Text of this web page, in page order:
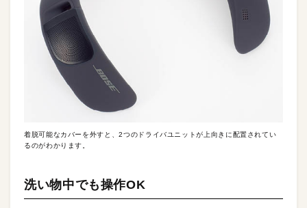
着脱可能なカバーを外すと、2つのドライバユニットが上向きに配置されてい
るのがわかります。
洗い物中でも操作OK